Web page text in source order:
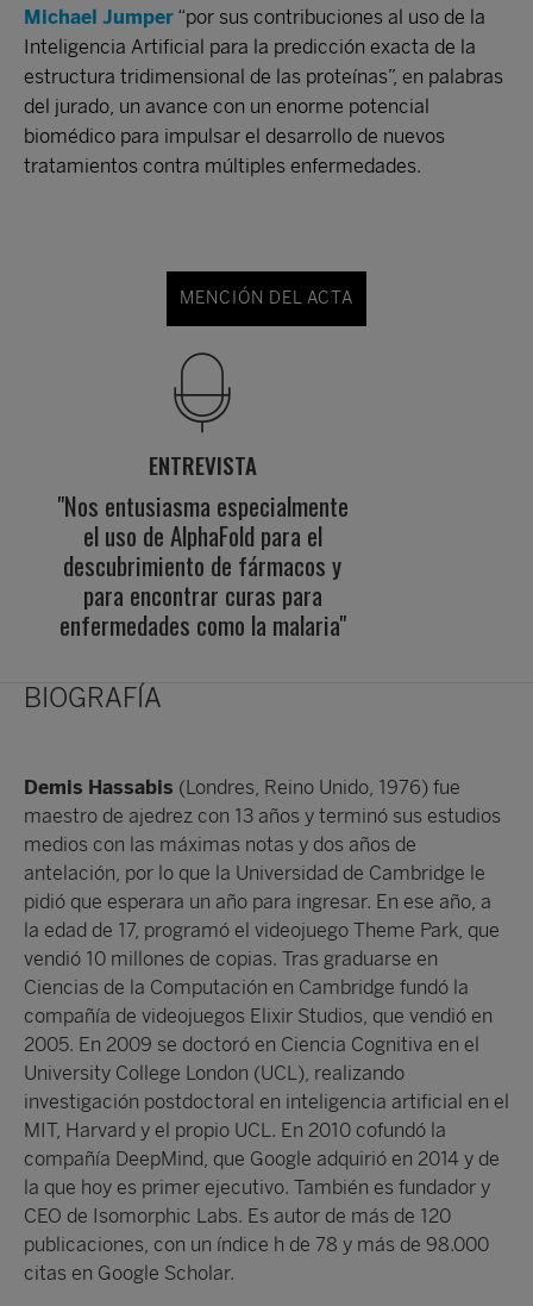
Michael Jumper “por sus contribuciones al uso de la
Inteligencia Artificial para la predicción exacta de la
estructura tridimensional de las proteínas”, en palabras
del jurado, un avance con un enorme potencial
biomédico para impulsar el desarrollo de nuevos
tratamientos contra múltiples enfermedades.
MENCIÓN DEL ACTA
ENTREVISTA
"Nos entusiasma especialmente
el uso de AlphaFold para el
descubrimiento de fármacos y
para encontrar curas para
enfermedades como la malaria"
BIOGRAFÍA
Demis Hassabis (Londres, Reino Unido, 1976) fue
maestro de ajedrez con 13 años y terminó sus estudios
medios con las máximas notas y dos años de
antelación, por lo que la Universidad de Cambridge le
pidió que esperara un año para ingresar. En ese año, a
la edad de 17, programó el videojuego Theme Park, que
vendió 10 millones de copias. Tras graduarse en
Ciencias de la Computación en Cambridge fundó la
compañía de videojuegos Elixir Studios, que vendió en
2005. En 2009 se doctoró en Ciencia Cognitiva en el
University College London (UCL), realizando
investigación postdoctoral en inteligencia artificial en el
MIT, Harvard y el propio UCL. En 2010 cofundó la
compañía DeepMind, que Google adquirió en 2014 y de
la que hoy es primer ejecutivo. También es fundador y
CEO de Isomorphic Labs. Es autor de más de 120
publicaciones, con un índice h de 78 y más de 98.000
citas en Google Scholar.